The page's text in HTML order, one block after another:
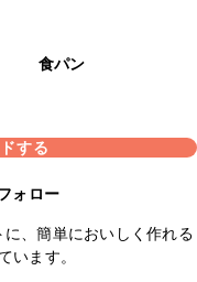
食パン
する
ォロー
に、簡単においしく作れる
います。